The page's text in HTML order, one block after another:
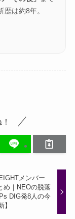
は約8年。
メンバー
め｜NEOの脱落
DIG発8人の今
】